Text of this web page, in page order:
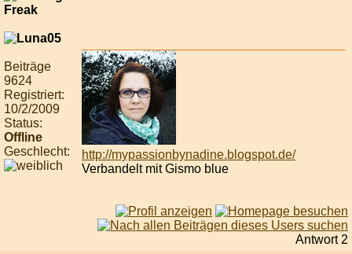
Beiträge
9624
Registriert:
10/2/2009
Status:
Offline
Geschlecht:
http://mypassionbynadine.blogspot.de/
Verbandelt mit Gismo blue
Antwort 2